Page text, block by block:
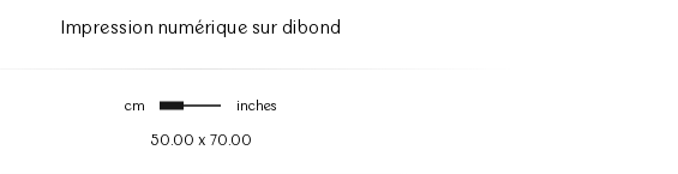
Impression numérique sur dibond
cm inches
50.00 x70.00